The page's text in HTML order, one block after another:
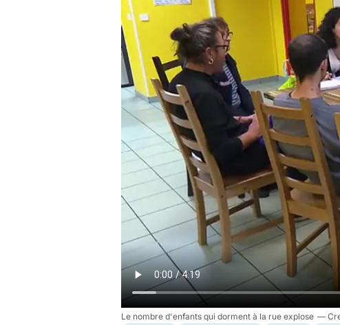
Le nombre d'enfants qui dorment à la rue explose